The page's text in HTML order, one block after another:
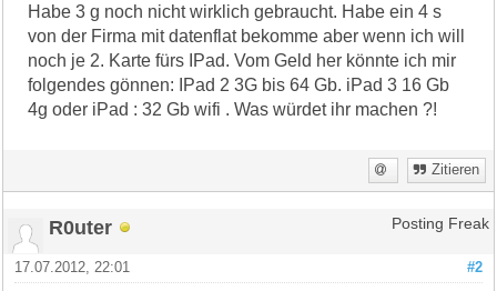
Habe 3 g noch nicht wirklich gebraucht. Habe ein 4 s
von der Firma mit datenflat bekomme aber wenn ich will
noch je 2. Karte fürs IPad. Vom Geld her könnte ich mir
folgendes gönnen: IPad 2 3G bis 64 Gb. iPad 3 16 Gb
4g oder iPad : 32 Gb wifi . Was würdet ihr machen ?!
Zitieren
R0uter Posting Freak
#2
17.07.2012, 22:01